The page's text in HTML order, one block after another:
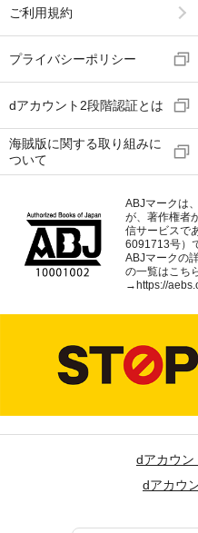
ご利用規約
プライバシーポリシー
dアカウント2段階認証とは
海賊版に関する取り組みに
ついて
ABJマークは
が、著作権者
信サービスで
6091713号）
ABJマークの
の一覧はこち
→ https://
dアカウン
dアカウ